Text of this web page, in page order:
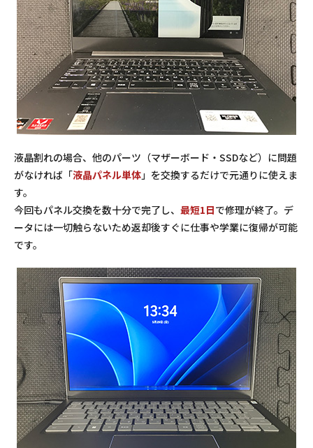
液晶割れの場合、他のパーツ（マザーボード・SSDなど）に問題
がなければ「液晶パネル単体」を交換するだけで元通りに使えま
す。
今回もパネル交換を数十分で完了し、 最短1日で修理が終了。デ
ータには一切触らないため返却後すぐに仕事や学業に復帰が可能
です。